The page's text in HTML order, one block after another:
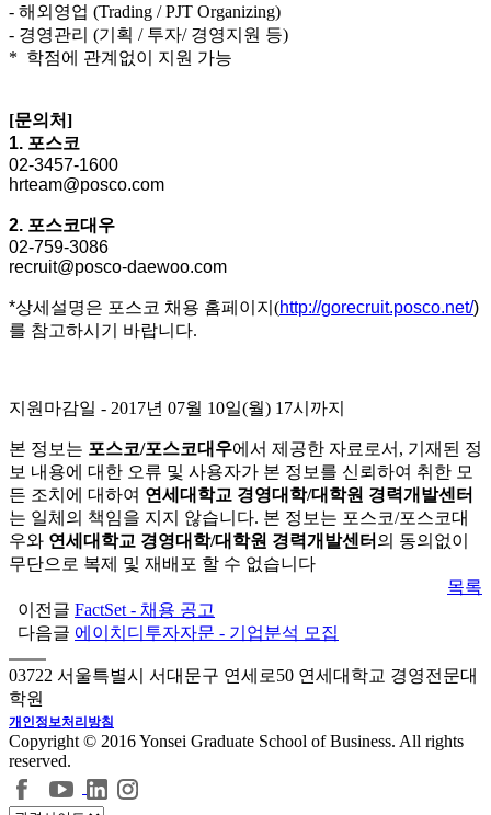
- 해외영업 (Trading / PJT Organizing)
- 경영관리 (기획 / 투자/ 경영지원 등)
* 학점에 관계없이 지원 가능
[문의처]
1. 포스코
02-3457-1600
hrteam@posco.com
2. 포스코대우
02-759-3086
recruit@posco-daewoo.com
*상세설명은 포스코 채용 홈페이지 (http://gorecruit.posco.net/)
를 참고하시기 바랍니다.
지원마감일 - 2017년 07월 10일(월) 17시까지
본 정보는 포스코/포스코대우에서 제공한 자료로서, 기재된 정
보 내용에 대한 오류 및 사용자가 본 정보를 신뢰하여 취한 모
든 조치에 대하여 연세대학교 경영대학/대학원 경력개발센터
는 일체의 책임을 지지 않습니다. 본 정보는 포스코/포스코대
우와 연세대학교 경영대학/대학원 경력개발센터 의 동의없이
무단으로 복제 및 재배포 할 수 없습니다
목록
이전글 FactSet - 채용 공고
다음글 에이치디투자자문 - 기업분석 모집
03722 서울특별시 서대문구 연세로50 연세대학교 경영전문대
학원
개인정보처리방침
Copyright © 2016 Yonsei Graduate School of Business. All rights
reserved.